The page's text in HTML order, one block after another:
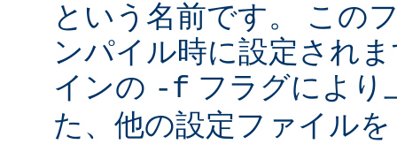
という名前です。 この
ンパイル時に設定され
インの -f フラグにより
た、他の設定ファイル